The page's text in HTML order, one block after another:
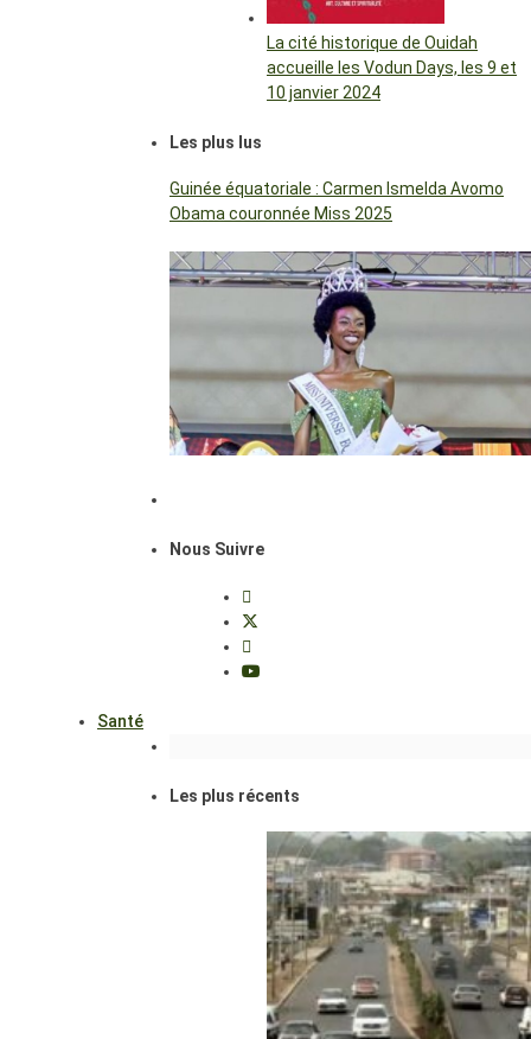
La cité historique de Ouidah
accueille les Vodun Days, les 9 et
10 janvier 2024
Les plus lus
Guinée équatoriale : Carmen Ismelda Avomo
Obama couronnée Miss 2025
Nous Suivre
Santé
Les plus récents